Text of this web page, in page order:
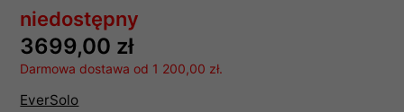
niedostępny
3699,00 zł
Darmowa dostawa od 1 200,00 zł.
EverSolo